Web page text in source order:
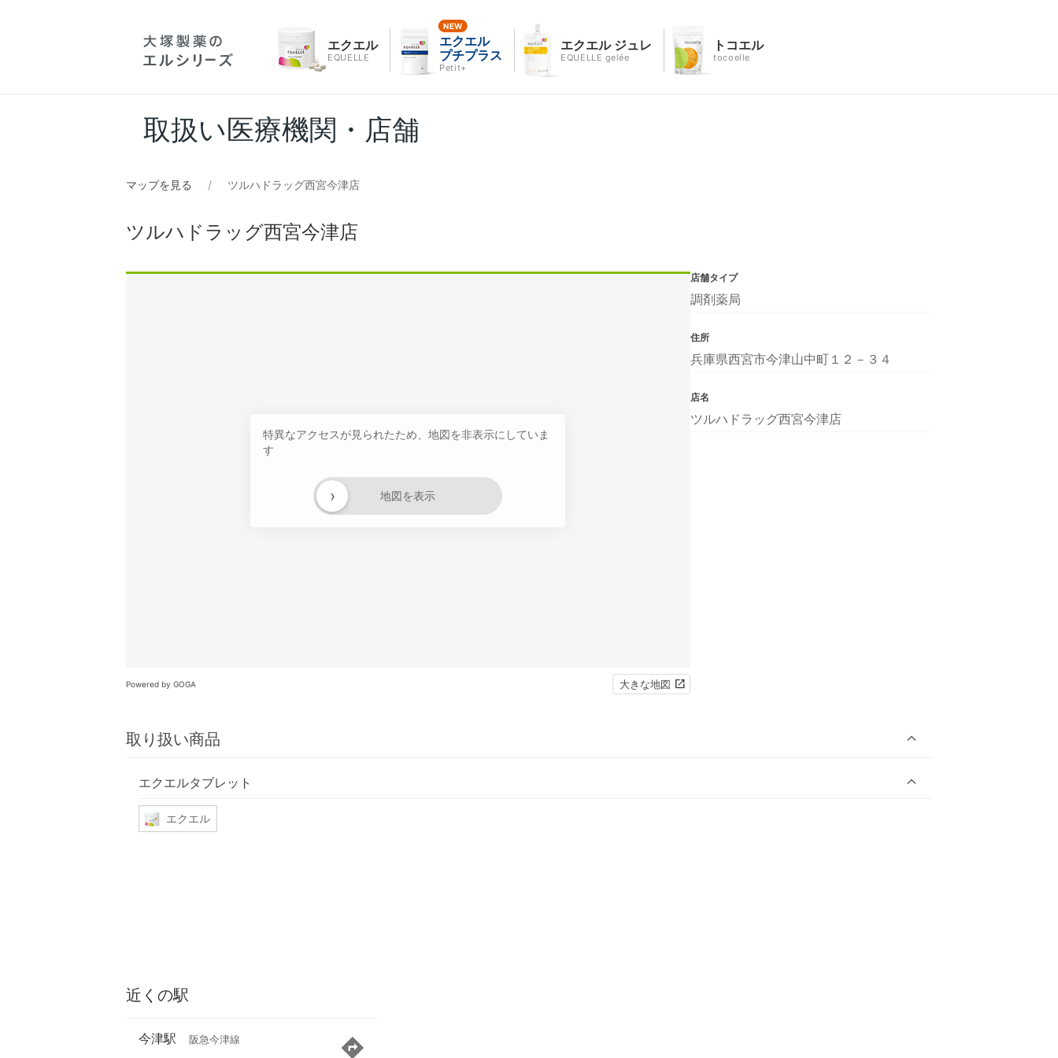
エクエル
EQUELLE
エクエル
プチプラス
Petit+
エクエル ジュレ
EQUELLE gelée
トコエル
tocoelle
取扱い医療機関・店舗
マップを見る ツルハドラッグ西宮今津店
ツルハドラッグ西宮今津店
特異なアクセスが見られたため、地図を非表示にしていま
す
地図を表示
›
Powered by GOGA 大きな地図
取り扱い商品
エクエルタブレット
エクエル
店舗タイプ
調剤薬局
住所
兵庫県西宮市今津山中町１２－３４
店名
ツルハドラッグ西宮今津店
近くの駅
今津駅 阪急今津線